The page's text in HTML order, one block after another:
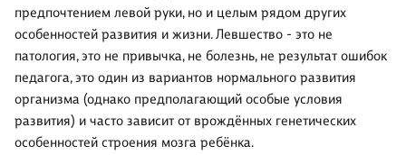
предпочтением левой руки, но и целым рядом других
особенностей развития и жизни. Левшество - это не
патология, это не привычка, не болезнь, не результат ошибок
педагога, это один из вариантов нормального развития
организма (однако предполагающий особые условия
развития) и часто зависит от врождённых генетических
особенностей строения мозга ребёнка.